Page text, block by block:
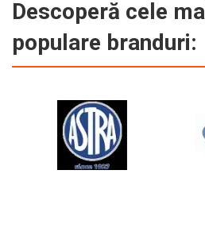
Descoperă cele
populare branduri: